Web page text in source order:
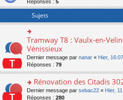
er
s
s
a
g
e
n
n
lu
Réponses : 5
Sujets
o
n
ult
er
le
m
e
s
Tramway T8 : Vaulx-en-
Vénissieux
Dernier message par nanar « Hier, 16:07
Réponses : 79
o
n
Rénovation des Citadis
Dernier message par sebac22 « Hier,
Réponses : 280